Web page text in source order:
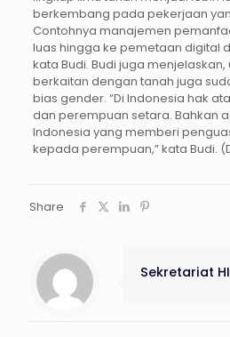
berkembang pada pekerjaan
Contohnya manajemen
luas hingga ke pemetaan digital
kata Budi. Budi juga
berkaitan dengan tanah juga
bias gender. “Di Indonesia hak
dan perempuan setara. Bahkan
Indonesia yang memberi
kepada perempuan,” kata Budi.
Share
Sekretariat